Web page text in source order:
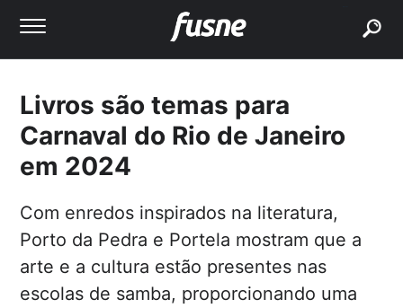
Livros são temas para
Carnaval do Rio de Janeiro
em 2024
Com enredos inspirados na literatura,
Porto da Pedra e Portela mostram que a
arte e a cultura estão presentes nas
escolas de samba, proporcionando uma